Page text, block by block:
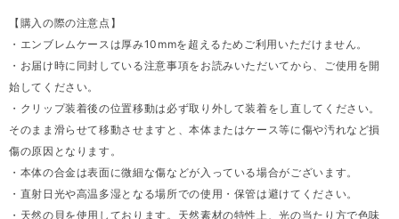
【購入の際の注意点】
・エンブレムケースは厚み10mmを超えるためご利用いただけません。
・お届け時に同封している注意事項をお読みいただいてから、ご使用を開
始してください。
・クリップ装着後の位置移動は必ず取り外して装着をし直してください。
そのまま滑らせて移動させますと、本体またはケース等に傷や汚れなど損
傷の原因となります。
・本体の合金は表面に微細な傷などが入っている場合がございます。
・直射日光や高温多湿となる場所での使用・保管は避けてください。
・天然の貝を使用しております。天然素材の特性上、光の当たり方で色味